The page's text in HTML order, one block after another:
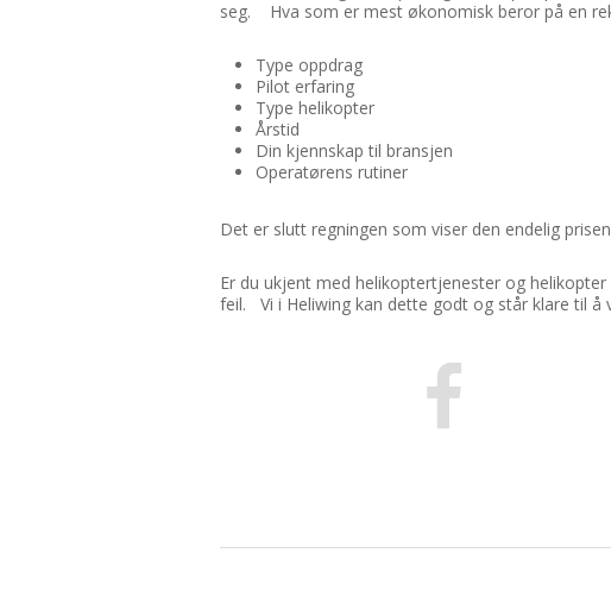
seg. Hva som er mest økonomisk beror på en
Type oppdrag
Pilot erfaring
Type helikopter
Årstid
Din kjennskap til bransjen
Operatørens rutiner
Det er slutt regningen som viser den endelig
Er du ukjent med helikoptertjenester og
feil. Vi i Heliwing kan dette godt og står klare til å